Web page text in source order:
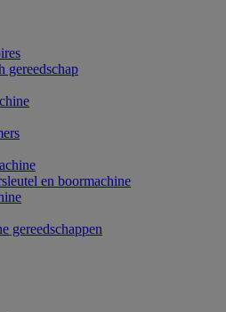
gereedschap
en boormachine
gereedschappen